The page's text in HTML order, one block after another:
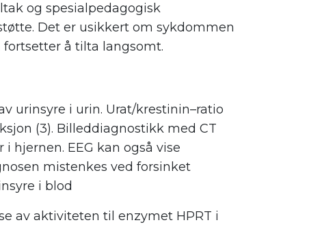
og spesialpedagogisk
Det er usikkert om sykdommen
å tilta langsomt.
urinsyre i urin. Urat/krestinin–ratio
(3). Billeddiagnostikk med CT
hjernen. EEG kan også vise
mistenkes ved forsinket
i blod
av aktiviteten til enzymet HPRT i